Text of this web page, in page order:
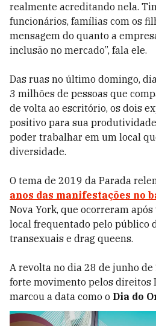
realmente acreditando nela.
funcionários, famílias com os
mensagem do quanto a
inclusão no mercado”, fala ele.
Das ruas no último domingo,
3 milhões de pessoas que
de volta ao escritório, os dois
positivo para sua
poder trabalhar em um local
diversidade.
O tema de 2019 da Parada
anos das manifestações no
Nova York, que ocorreram
local frequentado pelo público
transexuais e drag queens.
A revolta no dia 28 de junho
forte movimento pelos direitos
marcou a data como o Dia do